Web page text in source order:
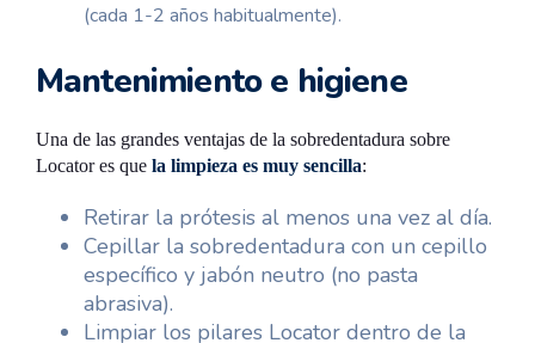
(cada 1-2 años habitualmente).
Mantenimiento e higiene
Una de las grandes ventajas de la sobredentadura sobre
Locator es que la limpieza es muy sencilla:
Retirar la prótesis al menos una vez al día.
Cepillar la sobredentadura con un cepillo
específico y jabón neutro (no pasta
abrasiva).
Limpiar los pilares Locator dentro de la